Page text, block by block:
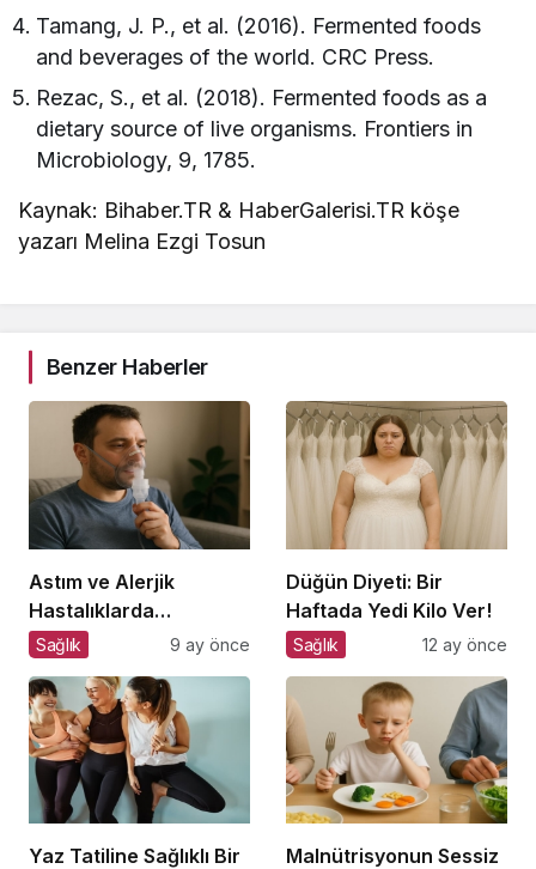
Tamang, J. P., et al. (2016). Fermented foods
and beverages of the world. CRC Press.
Rezac, S., et al. (2018). Fermented foods as a
dietary source of live organisms. Frontiers in
Microbiology, 9, 1785.
Kaynak: Bihaber.TR & HaberGalerisi.TR köşe
yazarı Melina Ezgi Tosun
Benzer Haberler
Astım ve Alerjik
Hastalıklarda
Beslenme
Sağlık 9 ay önce
Düğün Diyeti: Bir
Haftada Yedi Kilo Ver!
Sağlık 12 ay önce
Yaz Tatiline Sağlıklı Bir
Malnütrisyonun Sessiz